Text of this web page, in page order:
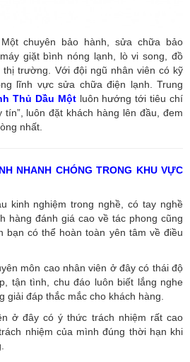
chuyên bảo hành, sửa chữa bảo
giặt bình nóng lạnh, lò vi song, đồ
trường. Với đội ngũ nhân viên có kỹ
lĩnh vực sửa chữa điện lạnh. Trung
Thủ Dầu Mộtluôn hướng tới tiêu chí
luôn đặt khách hàng lên đầu, đem
nhất.
NHANH CHÓNG TRONG KHU VỰC
kinh nghiệm trong nghề, có tay nghề
hàng đánh giá cao về tác phong cũng
bạn có thể hoàn toàn yên tâm về điều
môn cao nhân viên ở đây có thái độ
tận tình, chu đáo luôn biết lắng nghe
giải đáp thắc mắc cho khách hàng.
ở đây có ý thức trách nhiệm rất cao
nhiệm của mình đúng thời hạn khi